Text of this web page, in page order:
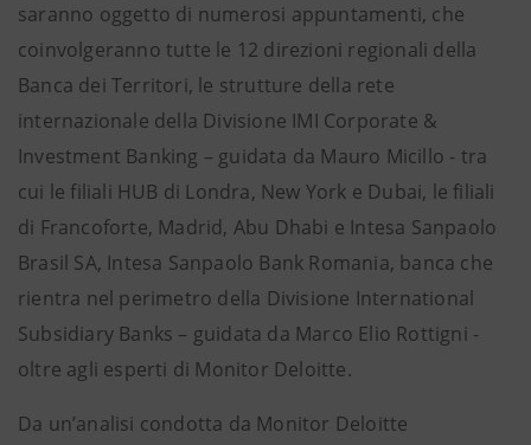
saranno oggetto di numerosi appuntamenti, che
coinvolgeranno tutte le 12 direzioni regionali della
Banca dei Territori, le strutture della rete
internazionale della Divisione IMI Corporate &
Investment Banking – guidata da Mauro Micillo - tra
cui le filiali HUB di Londra, New York e Dubai, le filiali
di Francoforte, Madrid, Abu Dhabi e Intesa Sanpaolo
Brasil SA, Intesa Sanpaolo Bank Romania, banca che
rientra nel perimetro della Divisione International
Subsidiary Banks – guidata da Marco Elio Rottigni -
oltre agli esperti di Monitor Deloitte.
Da un’analisi condotta da Monitor Deloitte